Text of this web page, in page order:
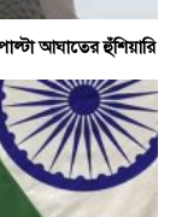
আঘাতের হুঁশিয়ারি